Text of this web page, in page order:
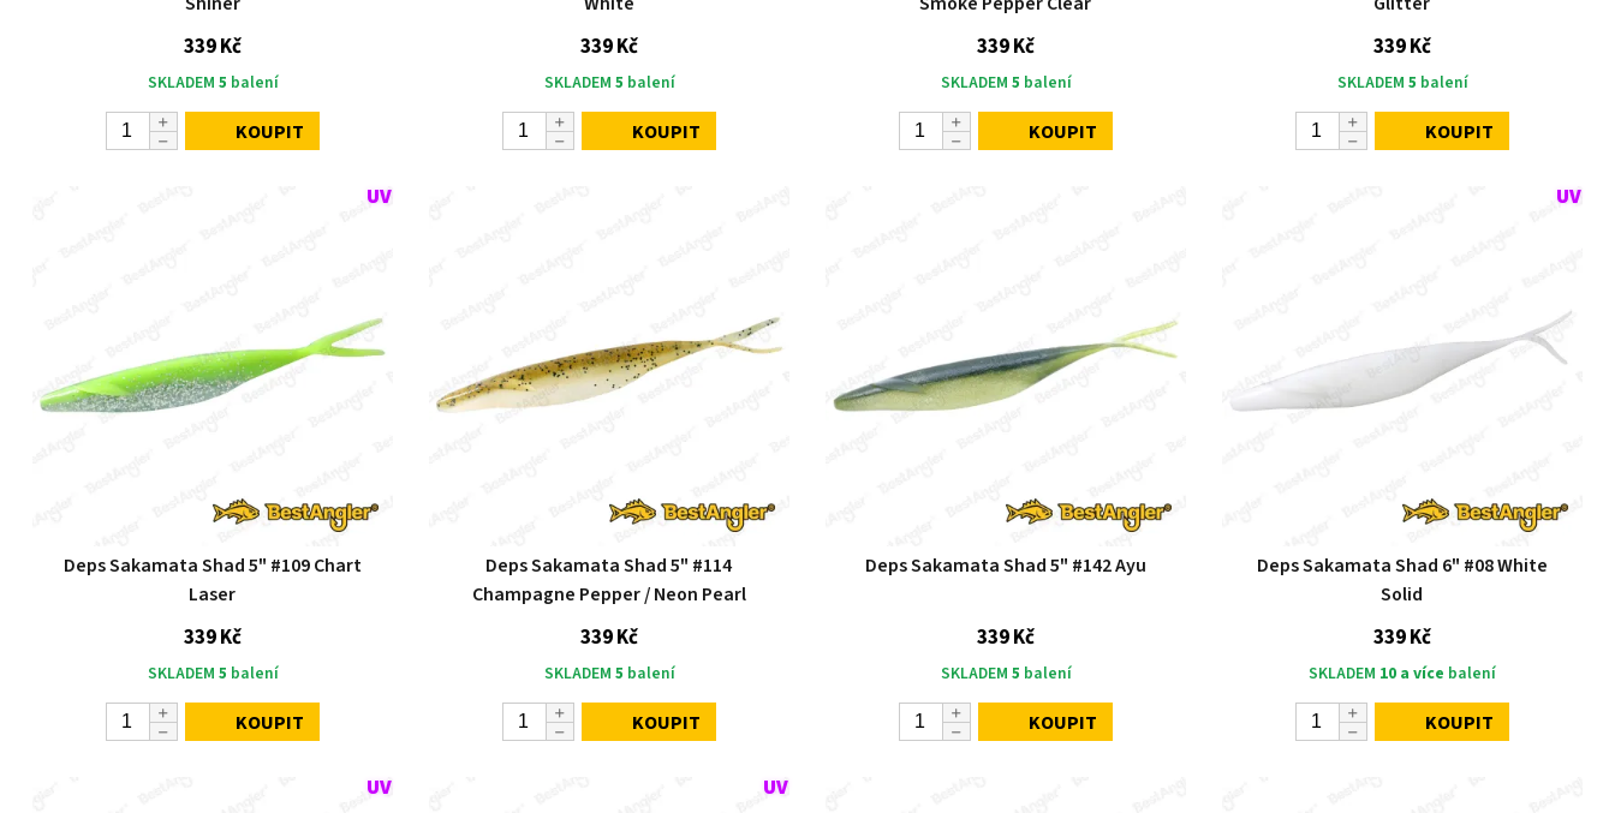
339 Kč
SKLADEM 5 balení
KOUPIT
339 Kč
SKLADEM 5 balení
KOUPIT
339 Kč
SKLADEM 5 balení
KOUPIT
339 Kč
SKLADEM 5 balení
KOUPIT
Deps Sakamata Shad 5" #109 Chart
Laser
339 Kč
SKLADEM 5 balení
KOUPIT
Deps Sakamata Shad 5" #114
Champagne Pepper / Neon Pearl
339 Kč
SKLADEM 5 balení
KOUPIT
Deps Sakamata Shad 5" #142 Ayu
339 Kč
SKLADEM 5 balení
KOUPIT
Deps Sakamata Shad 6" #08 White
Solid
339 Kč
SKLADEM 10 a více balení
KOUPIT